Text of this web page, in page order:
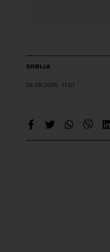
SRBIJA
26.08.2025. 11:01